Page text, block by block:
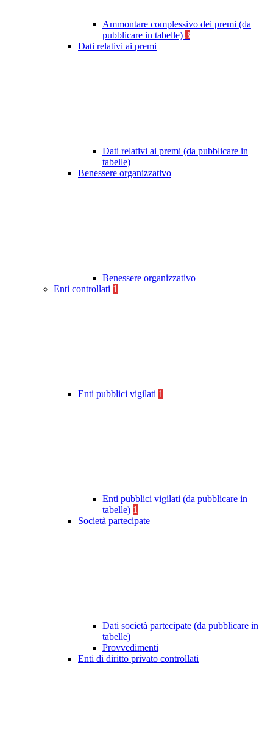
Ammontare complessivo dei premi (da
pubblicare in tabelle) 3
Dati relativi ai premi
Dati relativi ai premi (da pubblicare in
tabelle)
Benessere organizzativo
Benessere organizzativo
Enti controllati 1
Enti pubblici vigilati 1
Enti pubblici vigilati (da pubblicare in
tabelle) 1
Società partecipate
Dati società partecipate (da pubblicare in
tabelle)
Provvedimenti
Enti di diritto privato controllati